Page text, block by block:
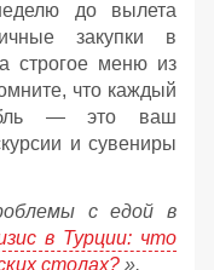
до вылета
закупки в
строгое меню из
что каждый
— это ваш
и сувениры
с едой в
в Турции: что
столах? ».